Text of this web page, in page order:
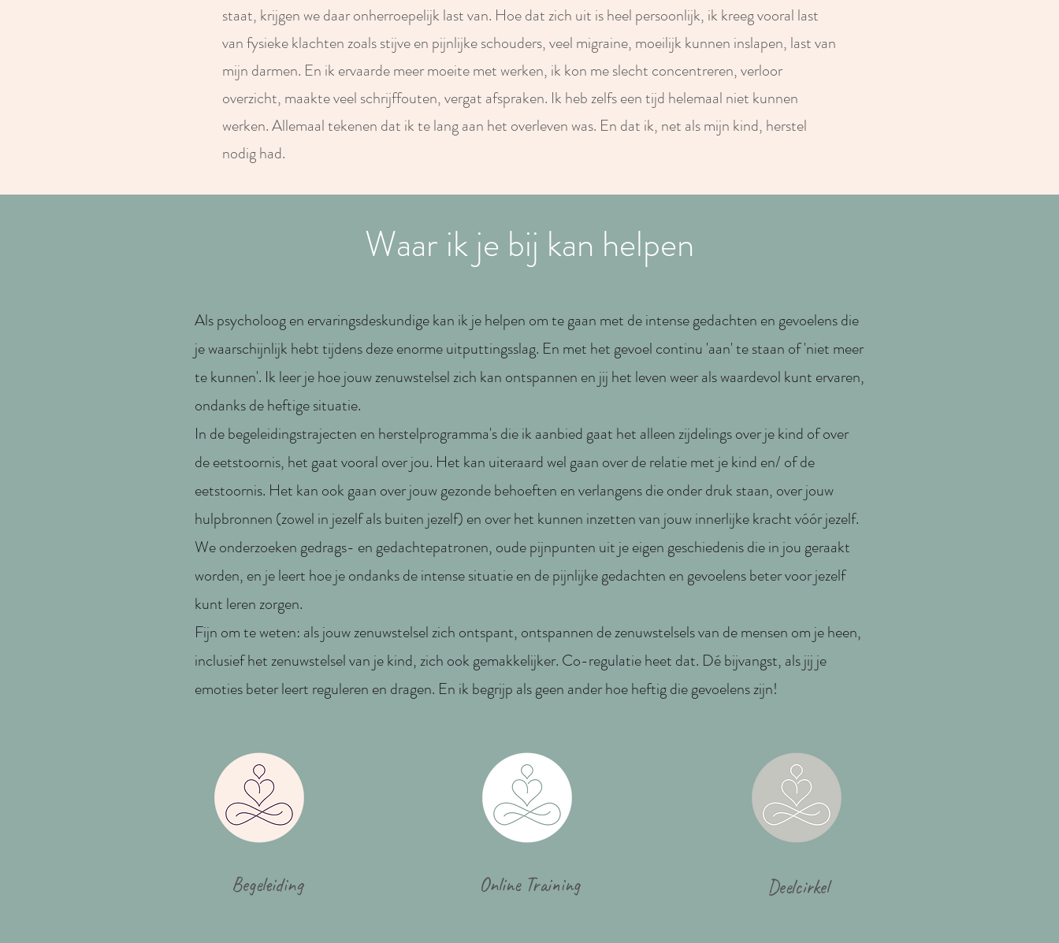
staat, krijgen we daar onherroepelijk last van. Hoe dat zich uit is heel persoonlijk, ik kreeg vooral last
van fysieke klachten zoals stijve en pijnlijke schouders, veel migraine, moeilijk kunnen inslapen, last van
mijn darmen. En ik ervaarde meer moeite met werken, ik kon me slecht concentreren, verloor
overzicht, maakte veel schrijffouten, vergat afspraken. Ik heb zelfs een tijd helemaal niet kunnen
werken. Allemaal tekenen dat ik te lang aan het overleven was. En dat ik, net als mijn kind, herstel
nodig had.
Waar ik je bij kan helpen
Als psycholoog en ervaringsdeskundige kan ik je helpen om te gaan met de intense gedachten en gevoelens die
je waarschijnlijk hebt tijdens deze enorme uitputtingsslag. En met het gevoel continu 'aan' te staan of 'niet meer
te kunnen'. Ik leer je hoe jouw zenuwstelsel zich kan ontspannen en jij het leven weer als waardevol kunt ervaren,
ondanks de heftige situatie.
In de begeleidingstrajecten en herstelprogramma's die ik aanbied gaat het alleen zijdelings over je kind of over
de eetstoornis, het gaat vooral over jou. Het kan uiteraard wel gaan over de relatie met je kind en/ of de
eetstoornis. Het kan ook gaan over jouw gezonde behoeften en verlangens die onder druk staan, over jouw
hulpbronnen (zowel in jezelf als buiten jezelf) en over het kunnen inzetten van jouw innerlijke kracht vóór jezelf.
We onderzoeken gedrags- en gedachtepatronen, oude pijnpunten uit je eigen geschiedenis die in jou geraakt
worden, en je leert hoe je ondanks de intense situatie en de pijnlijke gedachten en gevoelens beter voor jezelf
kunt leren zorgen.
Fijn om te weten: als jouw zenuwstelsel zich ontspant, ontspannen de zenuwstelsels van de mensen om je heen,
inclusief het zenuwstelsel van je kind, zich ook gemakkelijker. Co-regulatie heet dat. Dé bijvangst, als jij je
emoties beter leert reguleren en dragen. En ik begrijp als geen ander hoe heftig die gevoelens zijn!
Begeleiding Online Training Deelcirkel